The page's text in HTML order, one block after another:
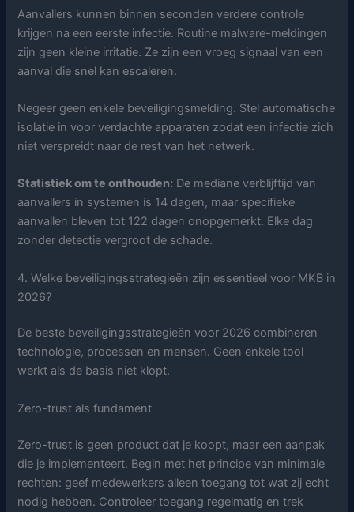
Aanvallers kunnen binnen seconden verdere controle
krijgen na een eerste infectie. Routine malware-meldingen
zijn geen kleine irritatie. Ze zijn een vroeg signaal van een
aanval die snel kan escaleren.
Negeer geen enkele beveiligingsmelding. Stel automatische
isolatie in voor verdachte apparaten zodat een infectie zich
niet verspreidt naar de rest van het netwerk.
Statistiek om te onthouden: De mediane verblijftijd van
aanvallers in systemen is 14 dagen, maar specifieke
aanvallen bleven tot 122 dagen onopgemerkt. Elke dag
zonder detectie vergroot de schade.
4. Welke beveiligingsstrategieën zijn essentieel voor MKB in
2026?
De beste beveiligingsstrategieën voor 2026 combineren
technologie, processen en mensen. Geen enkele tool
werkt als de basis niet klopt.
Zero-trust als fundament
Zero-trust is geen product dat je koopt, maar een aanpak
die je implementeert. Begin met het principe van minimale
rechten: geef medewerkers alleen toegang tot wat zij echt
nodig hebben. Controleer toegang regelmatig en trek